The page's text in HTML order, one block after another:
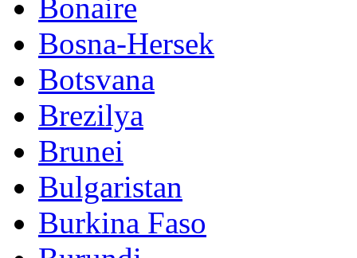
Bonaire
Bosna-Hersek
Botsvana
Brezilya
Brunei
Bulgaristan
Burkina Faso